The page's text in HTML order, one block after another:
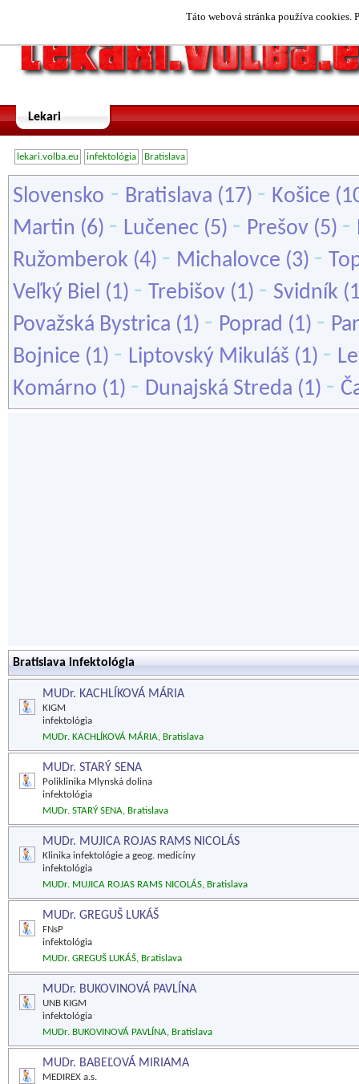
Táto webová stránka používa cookies.
Lekari
lekari.volba.eu infektológia Bratislava
Slovensko - Bratislava (17) - Košice
Martin (6) - Lučenec (5) - Prešov (5) -
Ružomberok (4) - Michalovce (3) -
Veľký Biel (1) - Trebišov (1) - Svidník
Považská Bystrica (1) - Poprad (1) -
Bojnice (1) - Liptovský Mikuláš (1) -
Komárno (1) - Dunajská Streda (1) -
Bratislava infektológia
MUDr. KACHLÍKOVÁ MÁRIA
KIGM
infektológia
MUDr. KACHLÍKOVÁ MÁRIA, Bratislava
MUDr. STARÝ SENA
Poliklinika Mlynská dolina
infektológia
MUDr. STARÝ SENA, Bratislava
MUDr. MUJICA ROJAS RAMS NICOLÁS
Klinika infektológie a geog. medicíny
infektológia
MUDr. MUJICA ROJAS RAMS NICOLÁS, Bratislava
MUDr. GREGUŠ LUKÁŠ
FNsP
infektológia
MUDr. GREGUŠ LUKÁŠ, Bratislava
MUDr. BUKOVINOVÁ PAVLÍNA
UNB KIGM
infektológia
MUDr. BUKOVINOVÁ PAVLÍNA, Bratislava
MUDr. BABEĽOVÁ MIRIAMA
MEDIREX a.s.